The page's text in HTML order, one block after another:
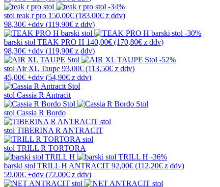
-34%
stol teak r pro 150,00€ (183,00€ z ddv)
98,30€ +ddv (119,90€ z ddv)
-30%
barski stol TEAK PRO H 140,00€ (170,80€ z ddv)
98,30€ +ddv (119,90€ z ddv)
-52%
stol Air XL Taupe 93,00€ (113,50€ z ddv)
45,00€ +ddv (54,90€ z ddv)
stol Cassia R Antracit
stol Cassia R Bordo
stol TIBERINA R ANTRACIT
stol TRILL R TORTORA
-36%
barski stol TRILL H ANTRACIT 92,00€ (112,20€ z ddv)
59,00€ +ddv (72,00€ z ddv)